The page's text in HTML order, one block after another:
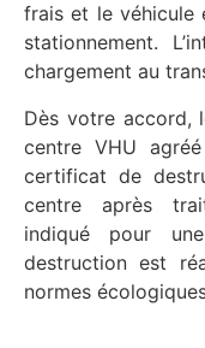
frais et le véhicule
stationnement.
chargement au
Dès votre accord,
centre VHU
certificat de
centre après
indiqué pour
destruction est
normes